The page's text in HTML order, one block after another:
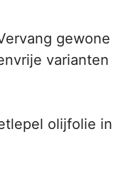
gewone
varianten
olijfolie in